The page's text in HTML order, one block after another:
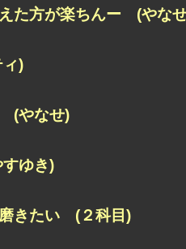
た方が楽ちんー (やな
)
(やなせ)
ゆき)
きたい (２科目)